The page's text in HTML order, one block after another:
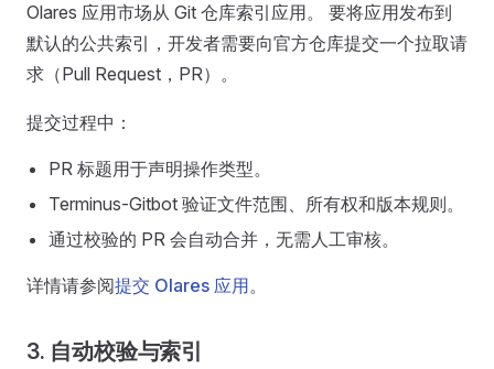
Olares 应用市场从 Git 仓库索引应用。 要将应用发布到
默认的公共索引，开发者需要向官方仓库提交一个拉取请
求（Pull Request，PR）。
提交过程中：
PR 标题用于声明操作类型。
Terminus-Gitbot 验证文件范围、所有权和版本规则。
通过校验的 PR 会自动合并，无需人工审核。
详情请参阅提交 Olares 应用。
3. 自动校验与索引